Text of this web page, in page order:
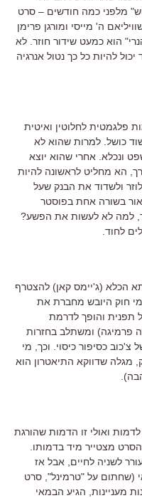
מלפני כמה חודשים – סרט
ה' מייסי ומורגן פרימן
הוא כמעט שידור חוזר. לא
להיות כל כך נטול אנרגיה
פלגמטית לחלוטין ואיטית
כושל. למרות שהוא לא
ונכלא. אחרי שהוא יוצא
הא מחליט לראשונה להיות
ולשדוד את הבנק שעל
בשורה אחת בפוסטר
למה לא לעשות את הפשע?
לחוד.
הכלא (ג'יימס קאן) להצטרף
חוק היובש מחברת את
תפנית והופך לדרמת
פרמיגה) ומשתלב בחזרות
כסיפור כיסוי. וכך, מי
מגלה שדווקא התיאטרון הוא
ואולי זו הדמות שהורגת
מצטייר מיד בדמותו.
לשניה לחיים, אבל אז
(שחתום על "טרמינל", סרט
מעניינות, הגיע הבמאי